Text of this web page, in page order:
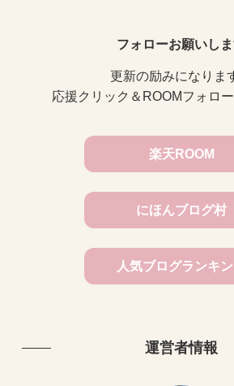
フォローお願いし
更新の励みになりま
応援クリック＆ROOMフォロ
楽天ROOM
にほんブログ村
人気ブログランキ
運営者情報